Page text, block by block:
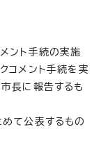
ント手続の実施
コメント手続を実
長に報告するも
て公表するもの